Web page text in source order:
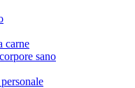
carne
sano